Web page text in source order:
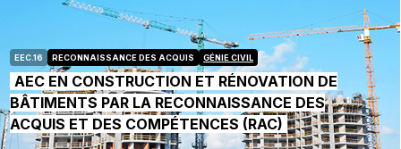
EEC.16 RECONNAISSANCE DES ACQUIS GÉNIE CIVIL
AEC EN CONSTRUCTION ET RÉNOVATION DE
BÂTIMENTS PAR LA RECONNAISSANCE DES
ACQUIS ET DES COMPÉTENCES (RAC)